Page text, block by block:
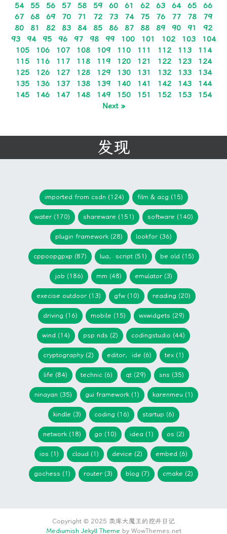
54
55 56 57 58 59 60 61 62 63 64 65
66
67
68 69 70 71 72 73 74 75 76 77 78
79
80
81 82 83 84 85 86 87 88 89 90 91
92
93
94 95 96 97 98 99 100 101 102 103
104
105
106 107 108 109 110 111 112 113
114
115
116 117 118 119 120 121 122 123
124
125
126 127 128 129 130 131 132 133
134
135
136 137 138 139 140 141 142 143
144
145
146 147 148 149 150 151 152 153
154
Next »
发现
imported from csdn (124) film & acg (15)
water (170) shareware (151) software (140)
plugin framework (28) lookfor (36)
cppoopgpxp (87) lua，script (51) be old (15)
job (186) mm (48) emulator (3)
execise outdoor (13) gfw (10) reading (20)
driving (16) mobile (15) wxwidgets (29)
wind (14) psp nds (2) codingstudio (44)
cryptography (2) editor，ide (6) tex (1)
life (84) technic (6) qt (29) sns (35)
ninayan (35) gui framework (1) karenmeu (1)
kindle (3) coding (16) startup (6)
network (18) go (10) idea (1) os (2)
ios (1) cloud (1) device (2) embed (6)
gochess (1) router (3) blog (7) cmake (2)
Copyright © 2025 类库大魔王的挖井日记
Mediumish Jekyll Theme by WowThemes.net